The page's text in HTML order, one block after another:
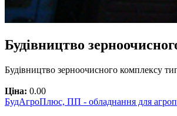
Будівництво
Будівництво зерноочисного комплексу
Ціна: 0.00
БудАгроПлюс, ПП - обладнання для